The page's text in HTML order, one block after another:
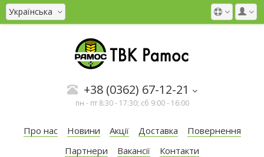
Українська
+38 (0362) 67-12-21
пн - пт 8:30 - 17:30; сб 9:00 - 16:00
Про нас Новини Акції Доставка
Повернення
Партнери
Вакансії Контакти